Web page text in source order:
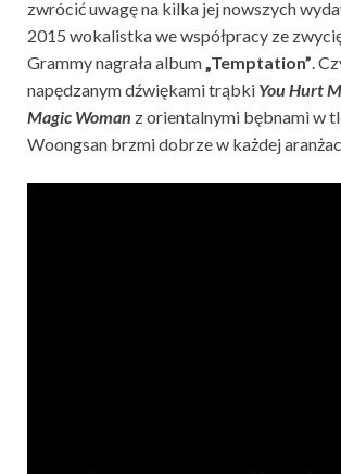
zwrócić uwagę na kilka jej nowszych
2015 wokalistka we współpracy ze
Grammy nagrała album„Temptation”.
napędzanym dźwiękami trąbki You Hurt
Magic Woman z orientalnymi bębnami w
Woongsan brzmi dobrze w każdej